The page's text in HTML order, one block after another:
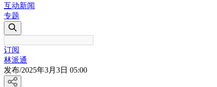
互动新闻
专题
订阅
林派通
发布/2025年3月3日 05:00